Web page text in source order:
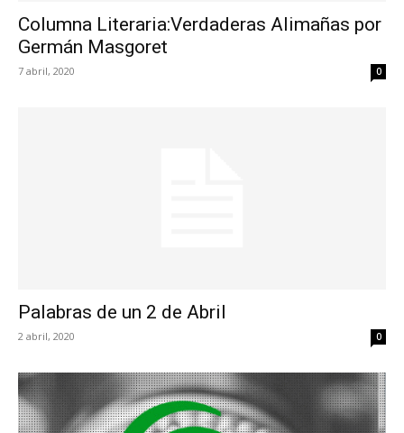
Columna Literaria:Verdaderas Alimañas por
Germán Masgoret
7 abril, 2020 0
Palabras de un 2 de Abril
2 abril, 2020 0